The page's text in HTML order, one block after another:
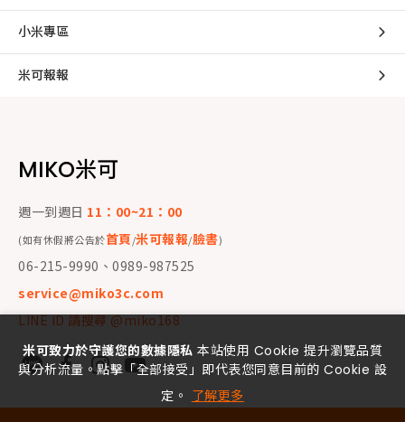
小米專區
米可報報
MIKO米可
週一到週日 11：00~21：00
(如有休假將公告於首頁/米可報報/臉書)
06-215-9990、0989-987525
service@miko3c.com
LINE ID 請搜尋 @miko168
米可致力於守護您的數據隱私 本站使用 Cookie 提升瀏覽品質
與分析流量。點擊「全部接受」即代表您同意目前的 Cookie 設
定。 了解更多